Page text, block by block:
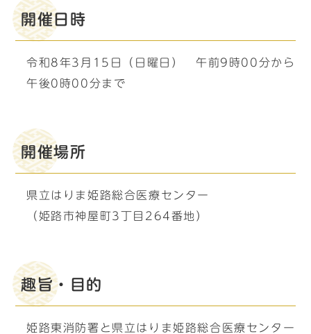
開催日時
令和8年3月15日（日曜日） 午前9時00分から
午後0時00分まで
開催場所
県立はりま姫路総合医療センター
（姫路市神屋町3丁目264番地）
趣旨・目的
姫路東消防署と県立はりま姫路総合医療センター